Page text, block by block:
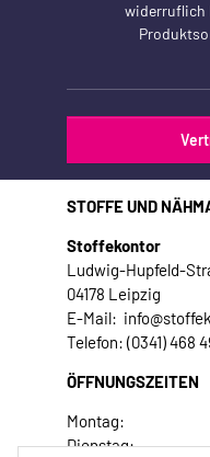
widerruflich
STOFFE UND
Stoffekontor
Ludwig-Hupfeld-
04178 Leipzig
E-Mail:
Telefon: (0341) 468
ÖFFNUNGSZEITEN
Montag:
Dienstag: